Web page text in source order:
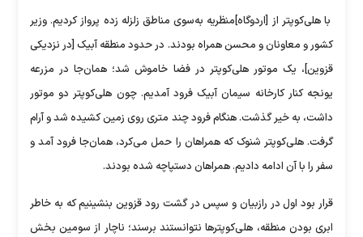
با هلی‌کوپتر از [اردوگاه]منظریه به‌سوى مناطق زلزله زده پرواز کردیم. وزیر
کشور و معاونان و محسن همراه بودند. در حدود منطقه آبیک [در نزدیکی
قزوین]، یک موتور هلی‌کوپتر در فضا خاموش شد؛ همان‌جا در مزرعه
یونجه کنار کارخانه سیمان آبیک فرود آمدیم. چون هلی‌کوپتر دو موتور
داشت، به خیر گذشت. هنگام فرود چند مترى روى زمین کشیده شد و آرام
گرفت. هلى‌کوپتر شنوک که همراهان را حمل مى‌کرد، همان‌جا فرود آمد و
سفر را با آن ادامه دادیم. همراهان دستپاچه شده بودند.
قرار بود اول در رازبیان و سپس در گشت رود قزوین بنشینیم که به خاطر
ابرى بودن منطقه، هلى‌کوپتر‌ها نتوانستند برسند؛ ناچار از سومین بخش